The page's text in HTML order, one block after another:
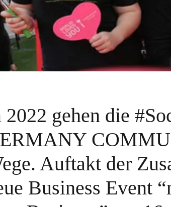
2022 gehen die
Auftakt der
Business Event